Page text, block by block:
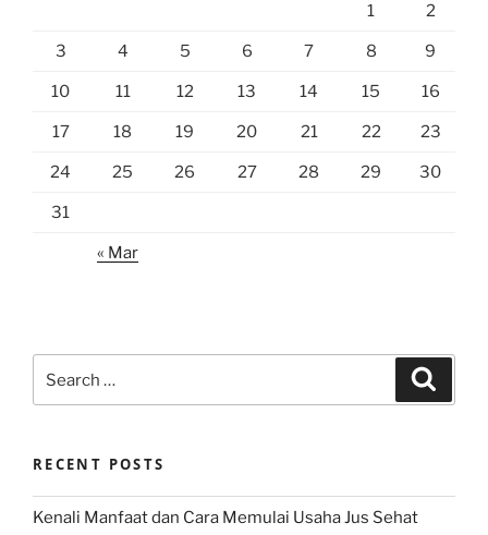
1 2
3 4 5 6 7 8 9
10 11 12 13 14 15 16
17 18 19 20 21 22 23
24 25 26 27 28 29 30
31
« Mar
for:
RECENT POSTS
Kenali Manfaat dan Cara Memulai Usaha Jus Sehat